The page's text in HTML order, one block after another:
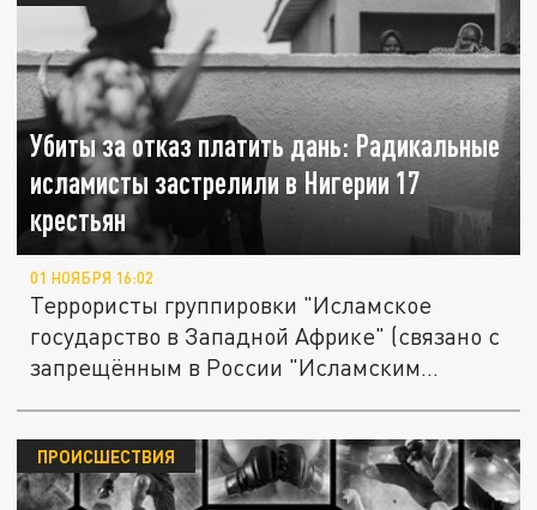
Убиты за отказ платить дань: Радикальные
исламисты застрелили в Нигерии 17
крестьян
01 НОЯБРЯ 16:02
Террористы группировки "Исламское
государство в Западной Африке" (связано с
запрещённым в России "Исламским...
ПРОИСШЕСТВИЯ